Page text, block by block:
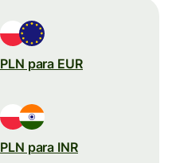
PLN para EUR
PLN para INR